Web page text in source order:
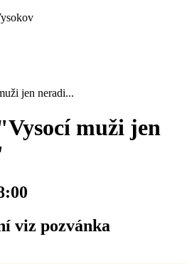
jen neradi...
muži jen
viz pozvánka